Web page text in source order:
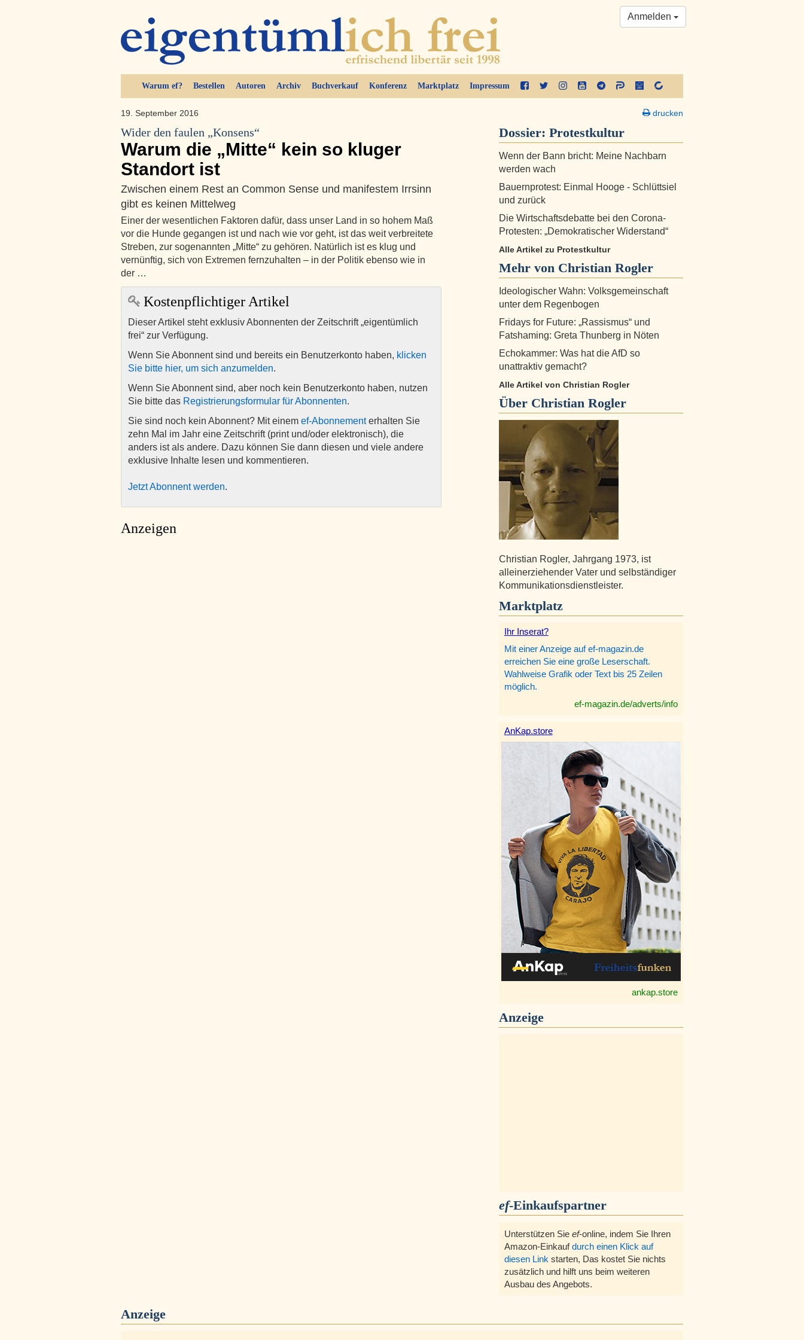
Warum ef? Bestellen Autoren Archiv Buchverkauf Konferenz Marktplatz Impressum
Anmelden
19. September 2016
Wider den faulen „Konsens“
Warum die „Mitte“ kein so kluger
Standort ist
Zwischen einem Rest an Common Sense und manifestem Irrsinn
gibt es keinen Mittelweg
Einer der wesentlichen Faktoren dafür, dass unser Land in so hohem Maß
vor die Hunde gegangen ist und nach wie vor geht, ist das weit verbreitete
Streben, zur sogenannten „Mitte“ zu gehören. Natürlich ist es klug und
vernünftig, sich von Extremen fernzuhalten – in der Politik ebenso wie in
der …
Kostenpflichtiger Artikel
Dieser Artikel steht exklusiv Abonnenten der Zeitschrift „eigentümlich
frei“ zur Verfügung.
Wenn Sie Abonnent sind und bereits ein Benutzerkonto haben, klicken
Sie bitte hier, um sich anzumelden.
Wenn Sie Abonnent sind, aber noch kein Benutzerkonto haben, nutzen
Sie bitte das Registrierungsformular für Abonnenten.
Sie sind noch kein Abonnent? Mit einem ef-Abonnementerhalten Sie
zehn Mal im Jahr eine Zeitschrift (print und/oder elektronisch), die
anders ist als andere. Dazu können Sie dann diesen und viele andere
exklusive Inhalte lesen und kommentieren.
Jetzt Abonnent werden.
Anzeigen
drucken
Dossier: Protestkultur
Wenn der Bann bricht: Meine Nachbarn
werden wach
Bauernprotest: Einmal Hooge - Schlüttsiel
und zurück
Die Wirtschaftsdebatte bei den Corona-
Protesten: „Demokratischer Widerstand“
Alle Artikel zu Protestkultur
Mehr von Christian Rogler
Ideologischer Wahn: Volksgemeinschaft
unter dem Regenbogen
Fridays for Future: „Rassismus“ und
Fatshaming: Greta Thunberg in Nöten
Echokammer: Was hat die AfD so
unattraktiv gemacht?
Alle Artikel von Christian Rogler
Über Christian Rogler
Christian Rogler, Jahrgang 1973, ist
alleinerziehender Vater und selbständiger
Kommunikationsdienstleister.
Marktplatz
Ihr Inserat?
Mit einer Anzeige auf ef-magazin.de
erreichen Sie eine große Leserschaft.
Wahlweise Grafik oder Text bis 25 Zeilen
möglich.
ef-magazin.de/adverts/info
AnKap.store
ankap.store
Anzeige
ef-Einkaufspartner
Unterstützen Sie ef-online, indem Sie Ihren
Amazon-Einkaufdurch einen Klick auf
diesen Link starten, Das kostet Sie nichts
zusätzlich und hilft uns beim weiteren
Ausbau des Angebots.
Anzeige